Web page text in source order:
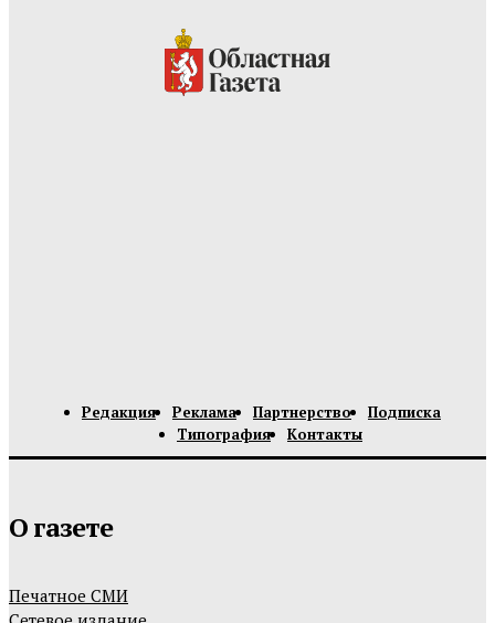
Редакция Реклама Партнерство
Подписка
Типография
Контакты
О газете
Печатное СМИ